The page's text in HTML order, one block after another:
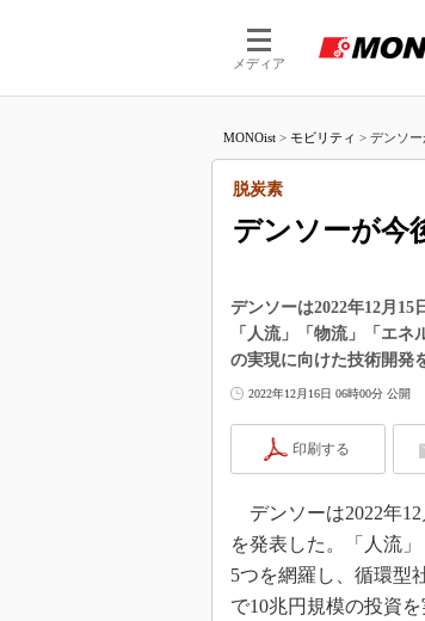
メディア
MONOist > モビリティ > デンソー
デンソーが今
脱炭素
デンソーは2022年12月15
「人流」「物流」「エ
の実現に向けた技術開発
2022年12月16日 06時00分 公開
印刷する
デンソーは2022年12
を発表した。「人流
5つを網羅し、循環型
で10兆円規模の投資を